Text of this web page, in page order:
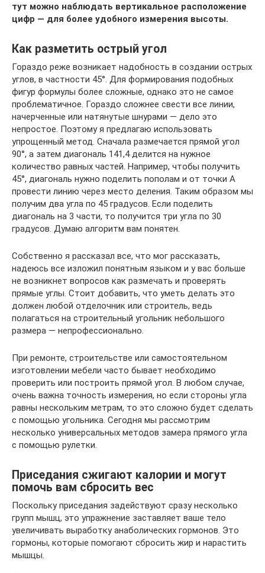
тут можно наблюдать вертикальное расположение
цифр — для более удобного измерения высоты.
Как разметить острый угол
Гораздо реже возникает надобность в создании острых
углов, в частности 45°. Для формирования подобных
фигур формулы более сложные, однако это не самое
проблематичное. Гораздо сложнее свести все линии,
начерченные или натянутые шнурами — дело это
непростое. Поэтому я предлагаю использовать
упрощенный метод. Сначала размечается прямой угол
90°, а затем диагональ 141,4 делится на нужное
количество равных частей. Например, чтобы получить
45°, диагональ нужно поделить пополам и от точки А
провести линию через место деления. Таким образом мы
получим два угла по 45 градусов. Если поделить
диагональ на 3 части, то получится три угла по 30
градусов. Думаю алгоритм вам понятен.
Собственно я рассказал все, что мог рассказать,
надеюсь все изложил понятным языком и у вас больше
не возникнет вопросов как размечать и проверять
прямые углы. Стоит добавить, что уметь делать это
должен любой отделочник или строитель, ведь
полагаться на строительный угольник небольшого
размера — непрофессионально.
При ремонте, строительстве или самостоятельном
изготовлении мебели часто бывает необходимо
проверить или построить прямой угол. В любом случае,
очень важна точность измерения, но если стороны угла
равны нескольким метрам, то это сложно будет сделать
с помощью угольника. Сегодня мы рассмотрим
несколько универсальных методов замера прямого угла
с помощью рулетки.
Приседания сжигают калории и могут
помочь вам сбросить вес
Поскольку приседания задействуют сразу несколько
групп мышц, это упражнение заставляет ваше тело
увеличивать выработку анаболических гормонов. Это
гормоны, которые помогают сбросить жир и нарастить
мышцы.